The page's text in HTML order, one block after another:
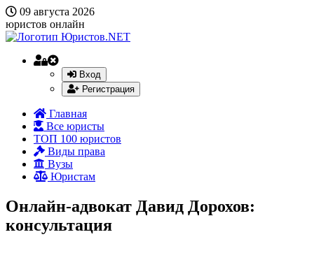
09 августа 2026
юристов онлайн
Вход
Регистрация
Главная
Все юристы
ТОП 100 юристов
Виды права
Вузы
Юристам
Онлайн-адвокат Давид Дорохов:
консультация